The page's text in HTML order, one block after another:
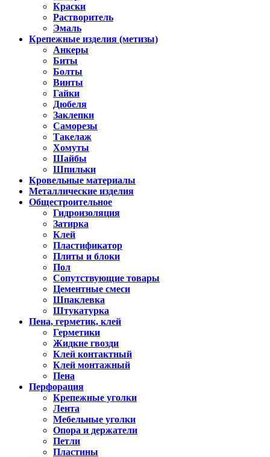
Краски
Растворитель
Эмаль
Крепежные изделия (метизы)
Анкеры
Биты
Болты
Винты
Гайки
Дюбеля
Заклепки
Саморезы
Такелаж
Хомуты
Шайбы
Шпильки
Кровельные материалы
Металлические изделия
Общестроительное
Гидроизоляция
Затирка
Клей
Пластификатор
Плиты и блоки
Пол
Сопутствующие товары
Цементные смеси
Шпаклевка
Штукатурка
Пена, герметик, клей
Герметики
Жидкие гвозди
Клей контактный
Клей монтажный
Пена
Перфорация
Крепежные уголки
Лента
Мебельные уголки
Опора и держатели
Петли
Пластины